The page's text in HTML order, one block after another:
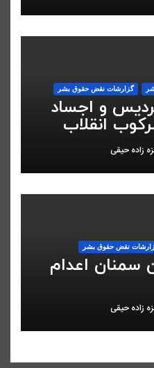
گزارشات نقض حقوق بشر
و اجساد
انقلاب
زاده حیقی
نقض حقوق بشر
سمنان اعدام
زاده حیقی